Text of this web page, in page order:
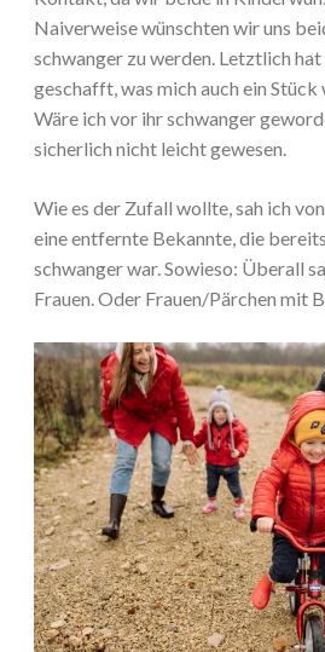
Naiverweise wünschten wir uns
schwanger zu werden. Letztlich
geschafft, was mich auch ein
Wäre ich vor ihr schwanger
sicherlich nicht leicht gewesen.
Wie es der Zufall wollte, sah ich
eine entfernte Bekannte, die
schwanger war. Sowieso: Überall
Frauen. Oder Frauen/Pärchen mit